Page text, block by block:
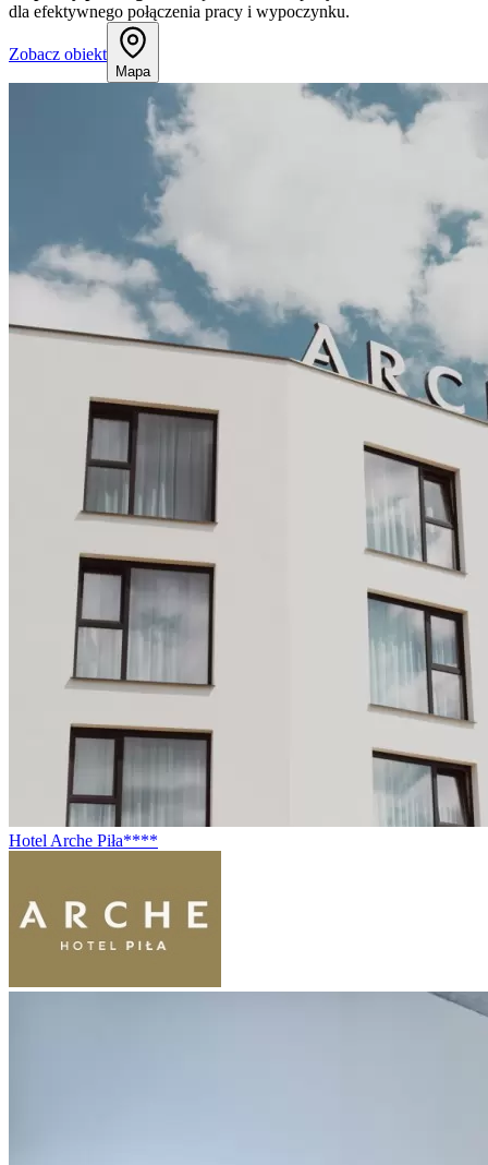
dla efektywnego połączenia pracy i wypoczynku.
Zobacz obiekt
Mapa
Hotel Arche Piła****